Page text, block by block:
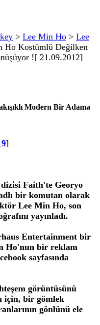
> Lee Min Ho > Lee
Ho Kostümlü Değilken
![ 21.09.2012]
Modern Bir Adama
]
dizisi Faith'te Georyo
bir komutan olarak
Lee Min Ho, son
yayınladı.
Entertainment bir
Ho'nun bir reklam
sayfasında
görüntüsünü
için, bir gömlek
gönlünü ele